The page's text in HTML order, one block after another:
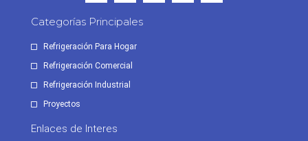
Categorías Principales
Refrigeración Para Hogar
Refrigeración Comercial
Refrigeración Industrial
Proyectos
Enlaces de Interes